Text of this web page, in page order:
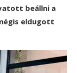
beállni a
eldugott